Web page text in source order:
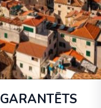
GARANTĒTS